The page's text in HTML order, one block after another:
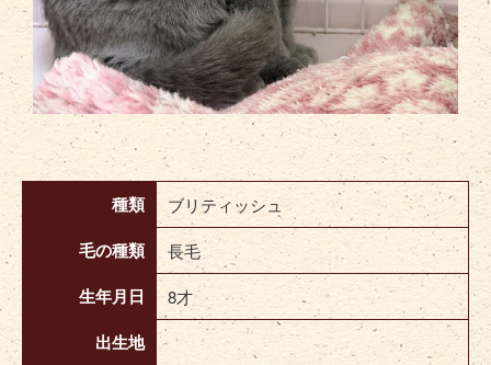
種類 ブリティッシュ
毛の種類 長毛
生年月日 8才
出生地